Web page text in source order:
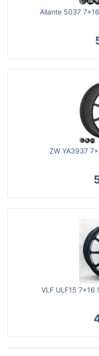
Allante 5037
ZW YA3937
VLF ULF15 7x16